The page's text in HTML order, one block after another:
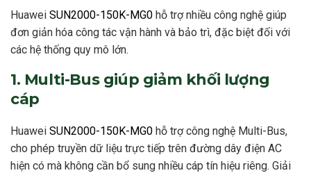
Huawei SUN2000-150K-MG0 hỗ trợ nhiều công nghệ giúp
đơn giản hóa công tác vận hành và bảo trì, đặc biệt đối với
các hệ thống quy mô lớn.
1. Multi-Bus giúp giảm khối lượng
cáp
Huawei SUN2000-150K-MG0 hỗ trợ công nghệ Multi-Bus,
cho phép truyền dữ liệu trực tiếp trên đường dây điện AC
hiện có mà không cần bổ sung nhiều cáp tín hiệu riêng. Giải